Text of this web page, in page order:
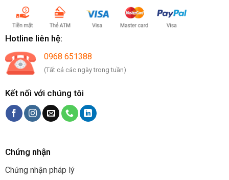
Hotline liên hệ:
0968 651388
(Tất cả các ngày trong tuần)
Kết nối với chúng tôi
Chứng nhận
Chứng nhận pháp lý